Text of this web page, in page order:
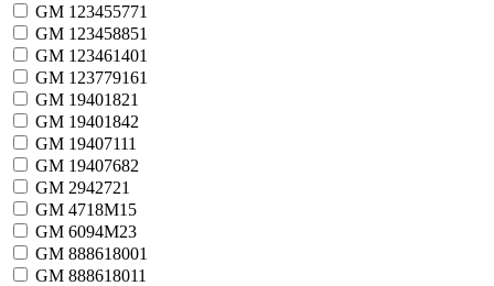
GM 123455771
GM 123458851
GM 123461401
GM 123779161
GM 19401821
GM 19401842
GM 19407111
GM 19407682
GM 2942721
GM 4718M15
GM 6094M23
GM 888618001
GM 888618011